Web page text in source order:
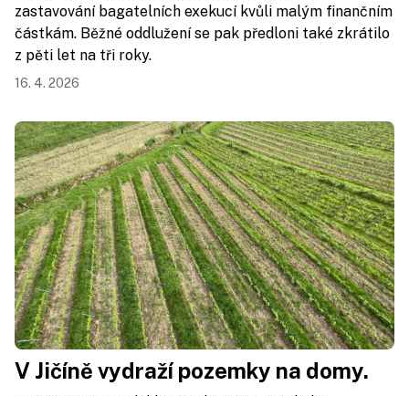
zastavování bagatelních exekucí kvůli malým finančním
částkám. Běžné oddlužení se pak předloni také zkrátilo
z pěti let na tři roky.
16. 4. 2026
V Jičíně vydraží pozemky na domy.